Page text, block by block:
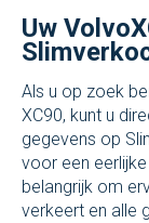
Uw
Als u op zoek
XC90, kunt u
gegevens op
voor een
belangrijk om
verkeert en alle